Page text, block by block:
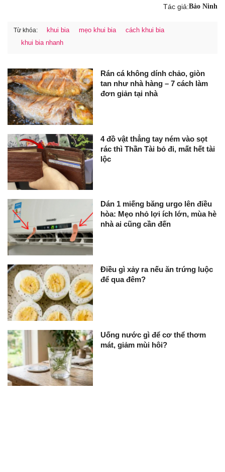
Tác giả:Bảo Ninh
Từ khóa: khui bia mẹo khui bia
cách khui bia
khui bia nhanh
Rán cá không dính chảo, giòn
tan như nhà hàng – 7 cách làm
đơn giản tại nhà
4 đồ vật thẳng tay ném vào sọt
rác thì Thần Tài bỏ đi, mất hết tài
lộc
Dán 1 miếng băng urgo lên điều
hòa: Mẹo nhỏ lợi ích lớn, mùa hè
nhà ai cũng cần đến
Điều gì xảy ra nếu ăn trứng luộc
để qua đêm?
Uống nước gì để cơ thể thơm
mát, giảm mùi hôi?